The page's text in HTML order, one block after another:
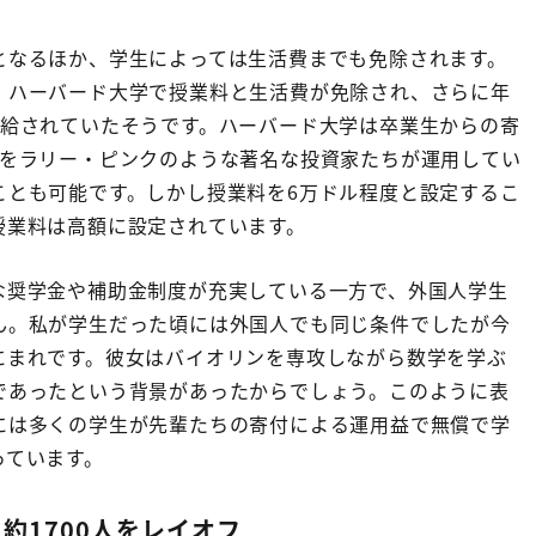
るほか、学生によっては生活費までも免除されます。
ーバード大学で授業料と生活費が免除され、さらに年
されていたそうです。ハーバード大学は卒業生からの寄
ラリー・ピンクのような著名な投資家たちが運用してい
も可能です。しかし授業料を6万ドル程度と設定するこ
料は高額に設定されています。
学金や補助金制度が充実している一方で、外国人学生
私が学生だった頃には外国人でも同じ条件でしたが今
れです。彼女はバイオリンを専攻しながら数学を学ぶ
ったという背景があったからでしょう。このように表
多くの学生が先輩たちの寄付による運用益で無償で学
います。